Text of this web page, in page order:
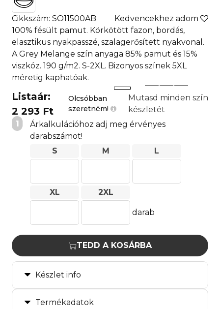
Cikkszám: SO11500AB
Kedvencekhez adom
100% fésült pamut. Körkötött fazon, bordás,
elasztikus nyakpasszé, szalagerősített nyakvonal.
A Grey Melange szín anyaga 85% pamut és 15%
viszkóz. 190 g/m2. S-2XL. Bizonyos színek 5XL
méretig kaphatóak.
Listaár:
2 293 Ft
Olcsóbban
szeretném!
Mutasd minden szín
készletét
1
Árkalkulációhoz adj meg érvényes
darabszámot!
S
M L
XL 2XL
darab
TEDD A KOSÁRBA
Készlet info
Termékadatok